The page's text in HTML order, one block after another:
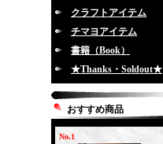
クラフトアイテム
チマヨアイテム
書籍（Book）
★Thanks・Soldout★
おすすめ商品
No.1